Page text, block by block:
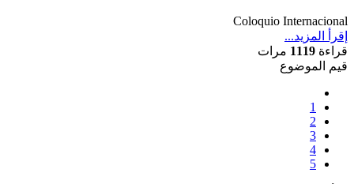
Coloquio Internacional
إقرأ المزيد...
قراءة 1119 مرات
قيم الموضوع
1
2
3
4
5